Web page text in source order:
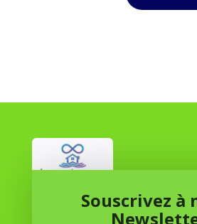
Réussite à DomicileSouscrivez à